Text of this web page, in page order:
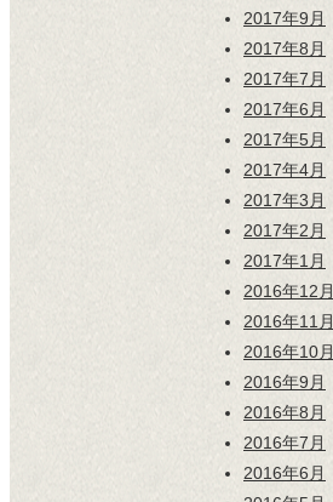
2017年9月
2017年8月
2017年7月
2017年6月
2017年5月
2017年4月
2017年3月
2017年2月
2017年1月
2016年12月
2016年11月
2016年10月
2016年9月
2016年8月
2016年7月
2016年6月